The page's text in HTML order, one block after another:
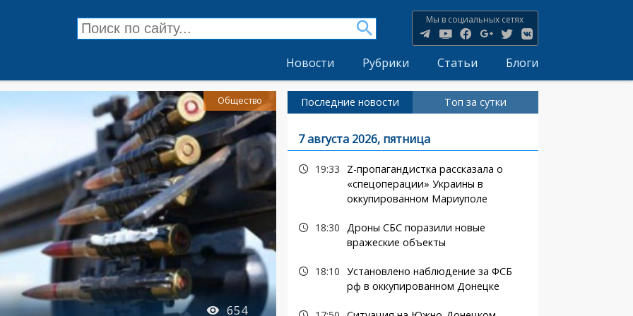
Мы в социальных сетях
Новости Рубрики Статьи Блоги
654
Общество Последние новости Топ за сутки
7 августа 2026, пятница
19:33
Z-пропагандистка рассказала о
«спецоперации» Украины в
оккупированном Мариуполе
18:30 Дроны СБС поразили новые
вражеские объекты
18:10 Установлено наблюдение за ФСБ
рф в оккупированном Донецке